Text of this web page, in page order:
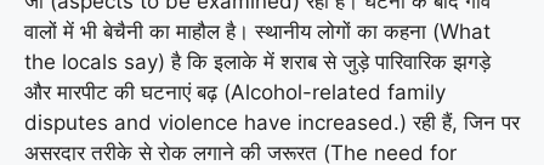
वालों में भी बेचैनी का माहौल है। स्थानीय लोगों का कहना (What
the locals say) है कि इलाके में शराब से जुड़े पारिवारिक झगड़े
और मारपीट की घटनाएं बढ़ (Alcohol-related family
disputes and violence have increased.) रही हैं, जिन पर
असरदार तरीके से रोक लगाने की जरूरत (The need for